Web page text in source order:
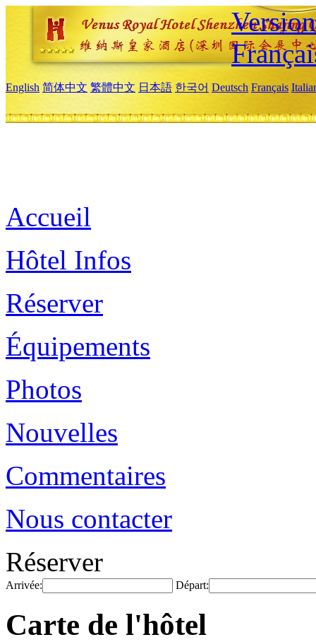
English 简体中文 繁體中文 日本語 한국어 Deutsch Français
Accueil
Hôtel Infos
Réserver
Équipements
Photos
Nouvelles
Commentaires
Nous contacter
Réserver
Arrivée: Départ:
Carte de l'hôtel